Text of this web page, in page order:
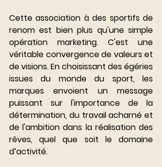
Cette association à des sportifs de
renom est bien plus qu'une simple
opération marketing. C'est une
véritable convergence de valeurs et
de visions. En choisissant des égéries
issues du monde du sport, les
marques envoient un message
puissant sur l'importance de la
détermination, du travail acharné et
de l'ambition dans la réalisation des
rêves, quel que soit le domaine
d’activité.